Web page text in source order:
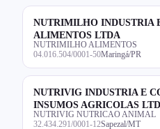
NUTRIMILHO INDUSTRIA
ALIMENTOS LTDA
NUTRIMILHO ALIMENTOS
04.016.504/0001-50Maringá/PR
NUTRIVIG INDUSTRIA E
INSUMOS AGRICOLAS
NUTRIVIG NUTRICAO ANIMAL
32.434.291/0001-12Sapezal/MT